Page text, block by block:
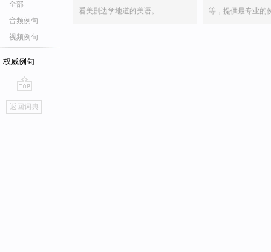
全部
音频例句
视频例句
权威例句
go
top
返回词典
看美剧边学地道的美语。
等，提供最专业的